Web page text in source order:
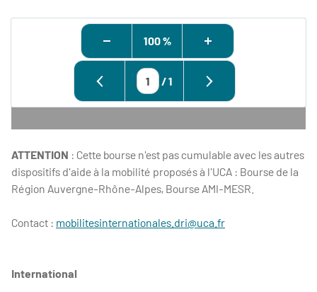
100 %
/1
ATTENTION : Cette bourse n'est pas cumulable avec les autres
dispositifs d'aide à la mobilité proposés à l'UCA : Bourse de la
Région Auvergne-Rhône-Alpes, Bourse AMI-MESR.
Contact : mobilitesinternationales.dri@uca.fr
International